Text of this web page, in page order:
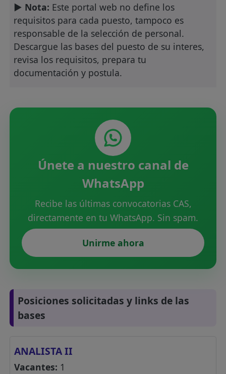
► Nota: Este portal web no define los
requisitos para cada puesto, tampoco es
responsable de la selección de personal.
Descargue las bases del puesto de su interes,
revisa los requisitos, prepara tu
documentación y postula.
Únete a nuestro canal de
WhatsApp
Recibe las últimas convocatorias CAS,
directamente en tu WhatsApp. Sin spam.
Unirme ahora
Posiciones solicitadas y links de las
bases
ANALISTA II
Vacantes: 1